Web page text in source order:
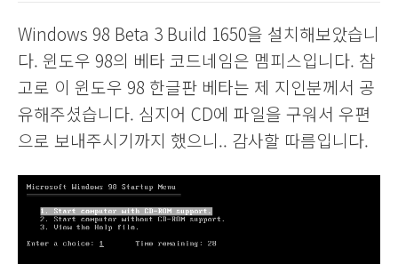
Windows 98 Beta 3 Build 1650을 설치해보았습니
다. 윈도우 98의 베타 코드네임은 멤피스입니다. 참
고로 이 윈도우 98 한글판 베타는 제 지인분께서 공
유해주셨습니다. 심지어 CD에 파일을 구워서 우편
으로 보내주시기까지 했으니.. 감사할 따름입니다.